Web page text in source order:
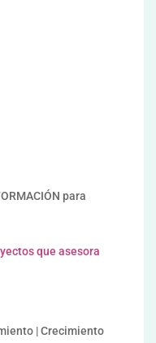
para
que asesora
| Crecimiento